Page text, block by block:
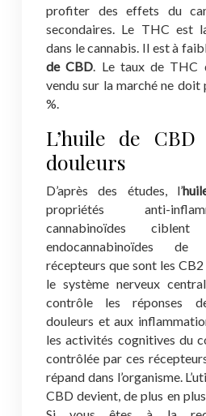
profiter des effets du
secondaires. Le THC est
dans le cannabis. Il est à
de CBD. Le taux de THC
vendu sur la marché ne doit
%.
L’huile de
douleurs
D’après des études, l’
propriétés anti-
cannabinoïdes
endocannabinoïdes de
récepteurs que sont les
le système nerveux
contrôle les réponses
douleurs et aux
les activités cognitives du
contrôlée par ces
répand dans l’organisme.
CBD devient, de plus en